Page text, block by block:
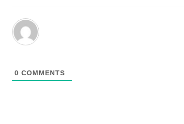
0 COMMENTS